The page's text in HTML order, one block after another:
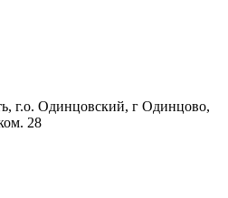
г.о. Одинцовский, г Одинцово,
28